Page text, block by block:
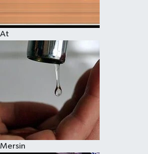
At
Mersin